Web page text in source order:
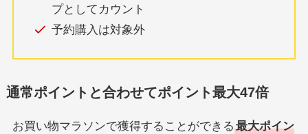
プとしてカウント
予約購入は対象外
通常ポイントと合わせてポイント最大47倍
お買い物マラソンで獲得することができる 最大ポイン